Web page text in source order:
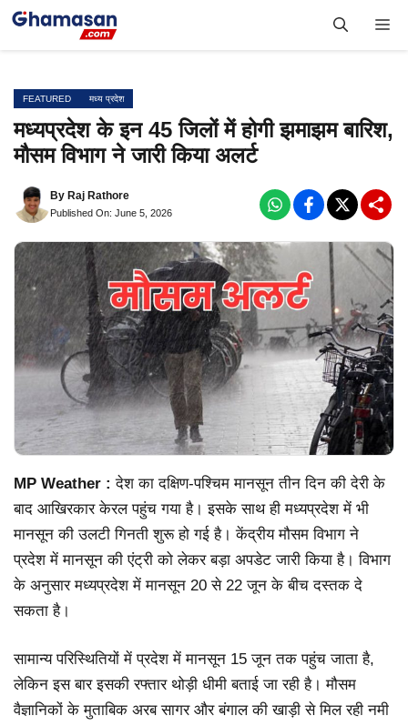
Skip
FEATURED मध्य प्रदेश
मध्यप्रदेश के इन 45 जिलों में होगी झमाझम बारिश,
मौसम विभाग ने जारी किया अलर्ट
By Raj Rathore
Published On: June 5, 2026
MP Weather : देश का दक्षिण-पश्चिम मानसून तीन दिन की देरी के
बाद आखिरकार केरल पहुंच गया है। इसके साथ ही मध्यप्रदेश में भी
मानसून की उलटी गिनती शुरू हो गई है। केंद्रीय मौसम विभाग ने
प्रदेश में मानसून की एंट्री को लेकर बड़ा अपडेट जारी किया है। विभाग
के अनुसार मध्यप्रदेश में मानसून 20 से 22 जून के बीच दस्तक दे
सकता है।
सामान्य परिस्थितियों में प्रदेश में मानसून 15 जून तक पहुंच जाता है,
लेकिन इस बार इसकी रफ्तार थोड़ी धीमी बताई जा रही है। मौसम
वैज्ञानिकों के मुताबिक अरब सागर और बंगाल की खाड़ी से मिल रही नमी